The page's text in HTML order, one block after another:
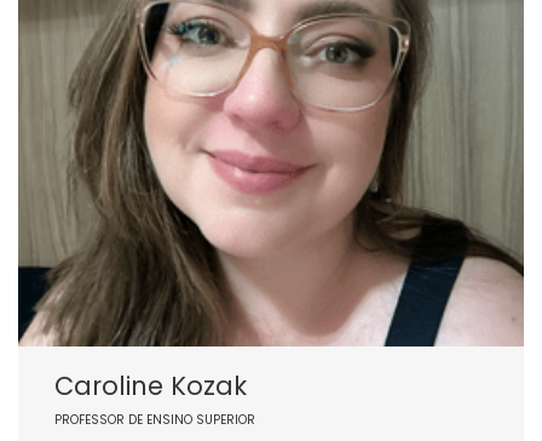
Caroline Kozak
PROFESSOR DE ENSINO SUPERIOR